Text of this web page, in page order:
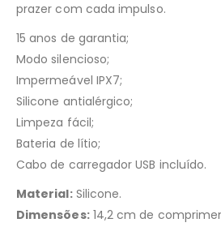
prazer com cada impulso.
15 anos de garantia;
Modo silencioso;
Impermeável IPX7;
Silicone antialérgico;
Limpeza fácil;
Bateria de lítio;
Cabo de carregador USB incluído.
Material:Silicone.
Dimensões:14,2 cm de